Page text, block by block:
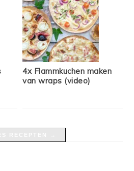
4x Flammkuchen maken
van wraps (video)